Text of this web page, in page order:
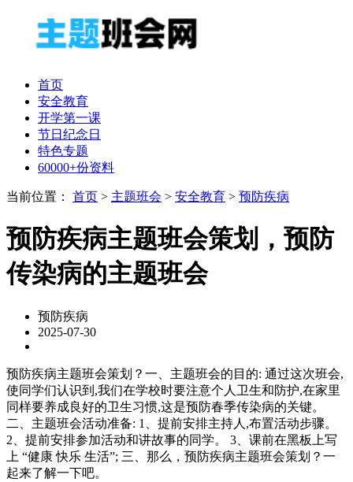
首页
安全教育
开学第一课
节日纪念日
特色专题
60000+份资料
当前位置： 首页 > 主题班会 > 安全教育 > 预防疾病
预防疾病主题班会策划，预防
传染病的主题班会
预防疾病
2025-07-30
预防疾病主题班会策划？一、主题班会的目的: 通过这次班会,
使同学们认识到,我们在学校时要注意个人卫生和防护,在家里
同样要养成良好的卫生习惯,这是预防春季传染病的关键。
二、主题班会活动准备: 1、提前安排主持人,布置活动步骤。
2、提前安排参加活动和讲故事的同学。 3、课前在黑板上写
上 “健康 快乐 生活”; 三、那么，预防疾病主题班会策划？一
起来了解一下吧。